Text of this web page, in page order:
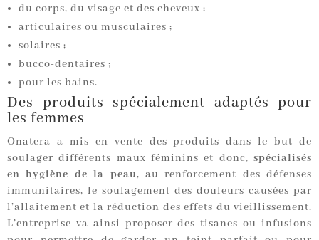
du corps, du visage et des cheveux ;
articulaires ou musculaires ;
solaires ;
bucco-dentaires ;
pour les bains.
Des produits spécialement adaptés pour
les femmes
Onatera a mis en vente des produits dans le but de
soulager différents maux féminins et donc, spécialisés
en hygiène de la peau, au renforcement des défenses
immunitaires, le soulagement des douleurs causées par
l’allaitement et la réduction des effets du vieillissement.
L’entreprise va ainsi proposer des tisanes ou infusions